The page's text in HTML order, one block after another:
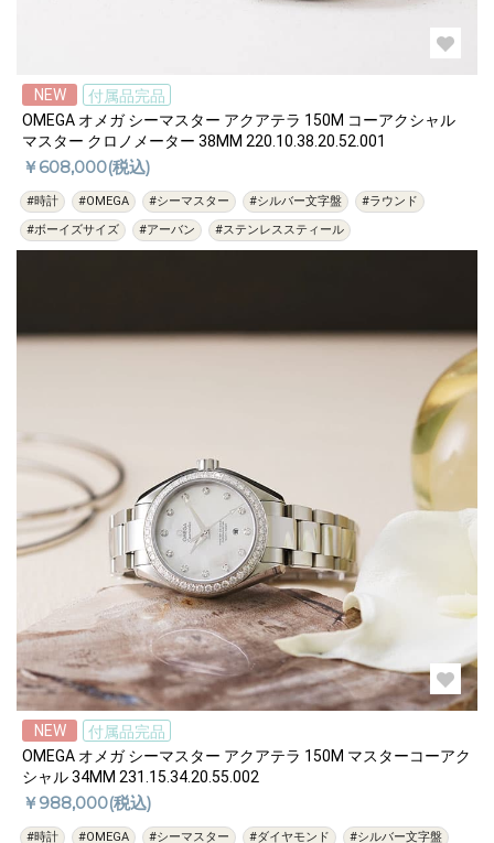
NEW
付属品完品
OMEGA オメガ シーマスター アクアテラ 150M コーアクシャル
マスター クロノメーター 38MM 220.10.38.20.52.001
￥608,000(税込)
#時計 #OMEGA #シーマスター #シルバー文字盤
#ラウンド
#ボーイズサイズ
#アーバン #ステンレススティール
NEW
付属品完品
OMEGA オメガ シーマスター アクアテラ 150M マスターコーアク
シャル 34MM 231.15.34.20.55.002
￥988,000(税込)
#時計 #OMEGA #シーマスター #ダイヤモンド #シルバー文字盤